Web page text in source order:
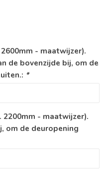
- maatwijzer).
de bovenzijde bij, om de
*
- maatwijzer).
om de deuropening